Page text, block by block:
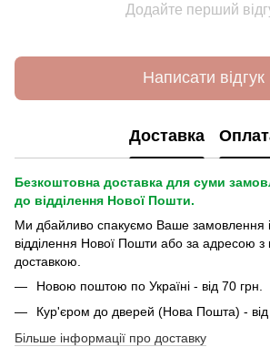
Додайте перший
Написати відгук
Доставка
Безкоштовна доставка для суми
до відділення Нової Пошти.
Ми дбайливо спакуємо Ваше замовлення
відділення Нової Пошти або за адресою з
доставкою.
Новою поштою по Україні - від 70 грн.
Кур'єром до дверей (Нова Пошта) - від
Більше інформації про доставку